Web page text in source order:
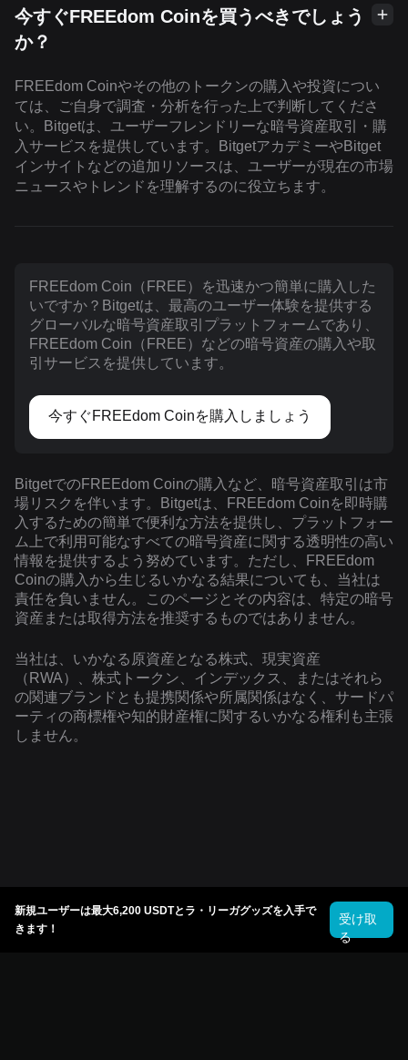
今すぐFREEdom Coinを買うべきでしょう
か？
FREEdom Coinやその他のトークンの購入や投資につい
ては、ご自身で調査・分析を行った上で判断してくださ
い。Bitgetは、ユーザーフレンドリーな暗号資産取引・購
入サービスを提供しています。BitgetアカデミーやBitget
インサイトなどの追加リソースは、ユーザーが現在の市場
ニュースやトレンドを理解するのに役立ちます。
FREEdom Coin（FREE）を迅速かつ簡単に購入した
いですか？Bitgetは、最高のユーザー体験を提供する
グローバルな暗号資産取引プラットフォームであり、
FREEdom Coin（FREE）などの暗号資産の購入や取
引サービスを提供しています。
今すぐFREEdom Coinを購入しましょう
BitgetでのFREEdom Coinの購入など、暗号資産取引は市
場リスクを伴います。Bitgetは、FREEdom Coinを即時購
入するための簡単で便利な方法を提供し、プラットフォー
ム上で利用可能なすべての暗号資産に関する透明性の高い
情報を提供するよう努めています。ただし、FREEdom
Coinの購入から生じるいかなる結果についても、当社は
責任を負いません。このページとその内容は、特定の暗号
資産または取得方法を推奨するものではありません。
当社は、いかなる原資産となる株式、現実資産
（RWA）、株式トークン、インデックス、またはそれら
の関連ブランドとも提携関係や所属関係はなく、サードパ
ーティの商標権や知的財産権に関するいかなる権利も主張
しません。
新規ユーザーは最大6,200 USDTとラ・リーガグッズを入手で
きます！
受け取
る